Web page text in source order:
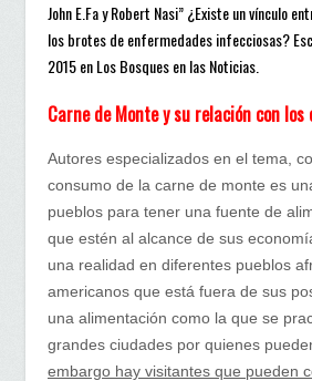
John E.Fa y Robert Nasi” ¿Existe un vínculo
los brotes de enfermedades infecciosas?
2015 en Los Bosques en las Noticias.
Carne de Monte y su relación con los
Autores especializados en el tema,
consumo de la carne de monte es
pueblos para tener una fuente de
que estén al alcance de sus
una realidad en diferentes pueblos
americanos que está fuera de sus
una alimentación como la que se
grandes ciudades por quienes
embargo hay visitantes que pueden